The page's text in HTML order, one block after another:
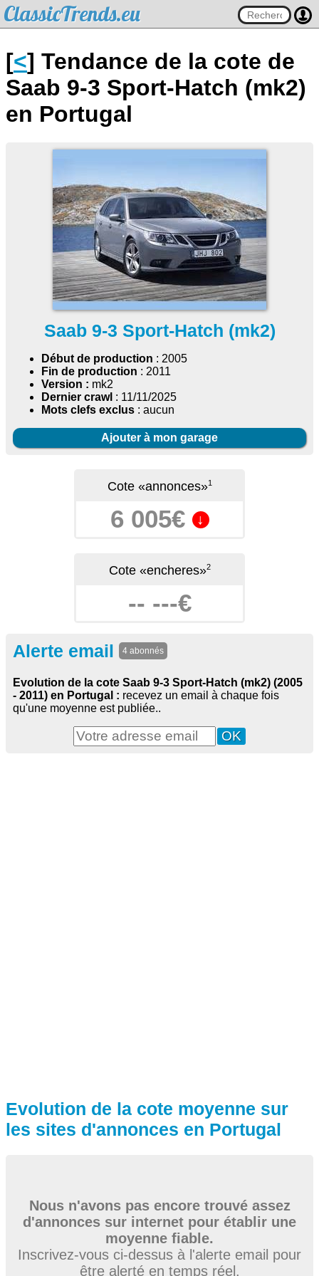
ClassicTrends.eu
[<] Tendance de la cote de
Saab 9-3 Sport-Hatch (mk2)
en Portugal
Saab 9-3 Sport-Hatch (mk2)
Début de production : 2005
Fin de production : 2011
Version : mk2
Dernier crawl : 11/11/2025
Mots clefs exclus : aucun
Ajouter à mon garage
Cote «annonces»1
6 005€ ↓
Cote «encheres»2
-- ---€
Alerte email 4 abonnés
Evolution de la cote Saab 9-3 Sport-Hatch (mk2) (2005
- 2011) en Portugal : recevez un email à chaque fois
qu'une moyenne est publiée..
Evolution de la cote moyenne sur
les sites d'annonces en Portugal
Nous n'avons pas encore trouvé assez
d'annonces sur internet pour établir une
moyenne fiable.
Inscrivez-vous ci-dessus à l'alerte email pour
être alerté en temps réel.